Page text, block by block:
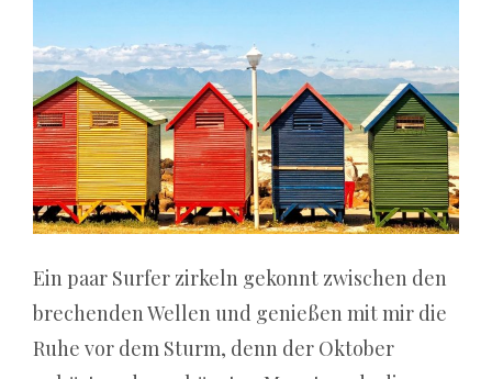
in
Deutschland
geöffnet
Online
Empfehlung
Deutschland:
Warum
Ein paar Surfer zirkeln gekonnt zwischen den
brechenden Wellen und genießen mit mir die
Ruhe vor dem Sturm, denn der Oktober